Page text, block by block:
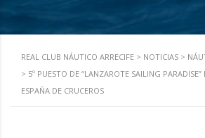
REAL CLUB NÁUTICO ARRECIFE > NOTICIAS >
> 5º PUESTO DE “LANZAROTE SAILING
ESPAÑA DE CRUCEROS